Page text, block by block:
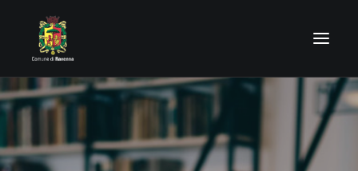
SEZIONE MINORI
SEZIONE ADULTI
SEZIONE UNIVERSITÀ